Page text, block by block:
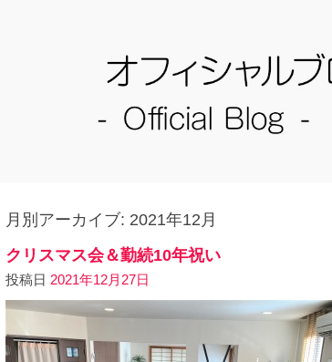
月別アーカイブ: 2021年12月
クリスマス会＆勤続10年祝い
投稿日 2021年12月27日